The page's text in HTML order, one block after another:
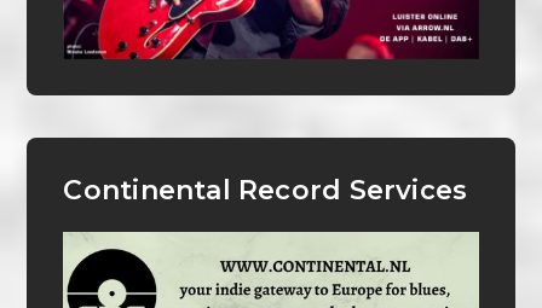
Continental Record Services